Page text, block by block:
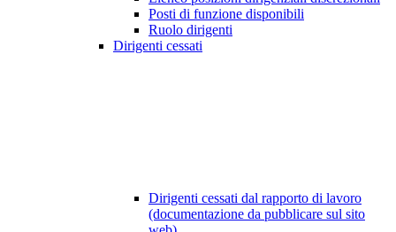
Posti di funzione disponibili
Ruolo dirigenti
Dirigenti cessati
Dirigenti cessati dal rapporto di lavoro
(documentazione da pubblicare sul sito